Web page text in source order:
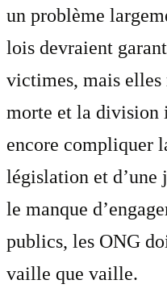
un problème
lois devraient
victimes, mais elles
morte et la
encore compliquer
législation et d’une
le manque
publics, les ONG
vaille que vaille.